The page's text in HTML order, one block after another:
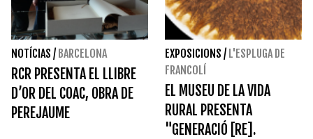
NOTÍCIAS / BARCELONA
RCR PRESENTA EL LLIBRE
D’OR DEL COAC, OBRA DE
PEREJAUME
EXPOSICIONS / L'ESPLUGA DE
FRANCOLÍ
EL MUSEU DE LA VIDA
RURAL PRESENTA
"GENERACIÓ [RE].